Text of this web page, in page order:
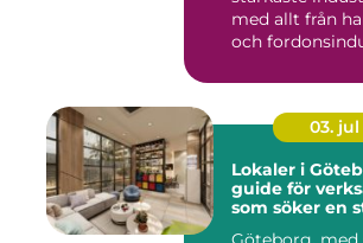
med allt från
och
03. jul
Lokaler i
guide för
som söker en